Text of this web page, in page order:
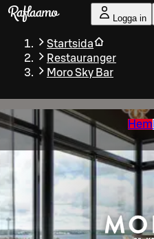
Gå till huvudinnehållet
Logga in
Startsida
Restauranger
Moro Sky Bar
Hem